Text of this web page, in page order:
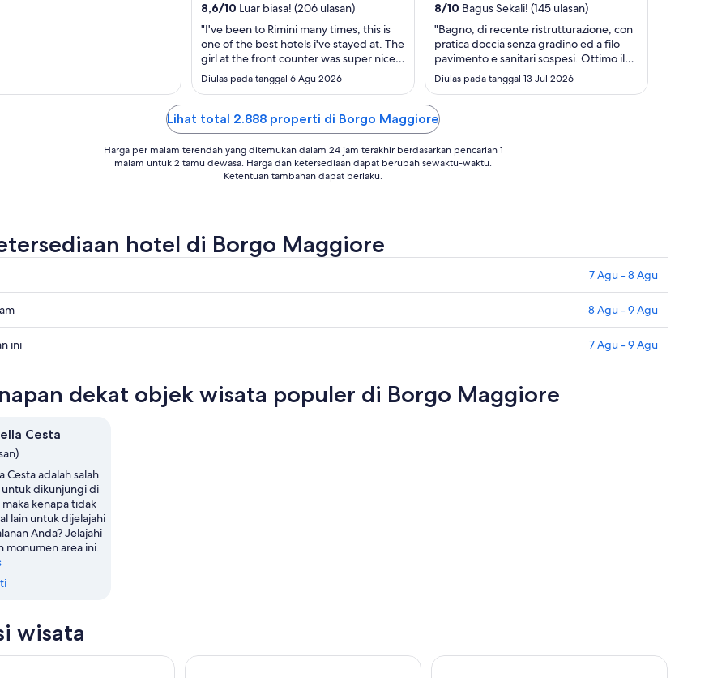
8
Sep
8,6/10 Luar biasa! (206 ulasan)
"I've been to Rimini many times, this is
one of the best hotels i've stayed at. The
girl at the front counter was super nice
and helpful with everything we needed
and advice. Easy access to beach and
local businesses. Swimming pool was at
the PERFECT temperature to cool the
body down from the august ..."
Diulas pada tanggal 6 Agu 2026
8
Sep
8/10 Bagus Sekali! (145 ulasan)
"Bagno, di recente ristrutturazione, con
pratica doccia senza gradino ed a filo
pavimento e sanitari sospesi. Ottimo il
condizionatore Daikin, dotato di
modalità funzione silenziosa e porta
balcone dotato di pratici divanetti.
Personale accogliente e disponibile.
Avevo ..."
Diulas pada tanggal 13 Jul 2026
Lihat total 2.888 properti di Borgo Maggiore
Harga per malam terendah yang ditemukan dalam 24 jam terakhir berdasarkan pencarian 1
malam untuk 2 tamu dewasa. Harga dan ketersediaan dapat berubah sewaktu-waktu.
Ketentuan tambahan dapat berlaku.
hotel di Borgo Maggiore
7 Agu - 8 Agu
8 Agu - 9 Agu
ini 7 Agu - 9 Agu
dekat objek wisata populer di Borgo Maggiore
Cesta
Cesta adalah salah
dikunjungi di
kenapa tidak
lain untuk dijelajahi
Anda? Jelajahi
monumen area ini.
wisata
Kaki Berpemandu ke Pusat Kota BersejarahSan Marino: Pusat Kota Bersejarah Pribadi Berjalan Kaki TurSan Marino Tur Pribadi Situs Warisan Dunia